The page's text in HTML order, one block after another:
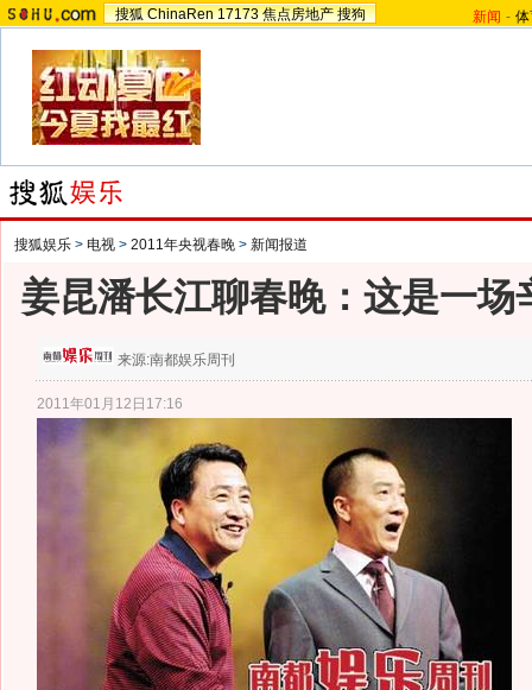
搜狐 ChinaRen 17173 焦点房地产 搜狗 新闻 -
搜狐娱乐 > 电视 > 2011年央视春晚 > 新闻报道
姜昆潘长江聊春晚：这是一场
来源:南都娱乐周刊
2011年01月12日17:16